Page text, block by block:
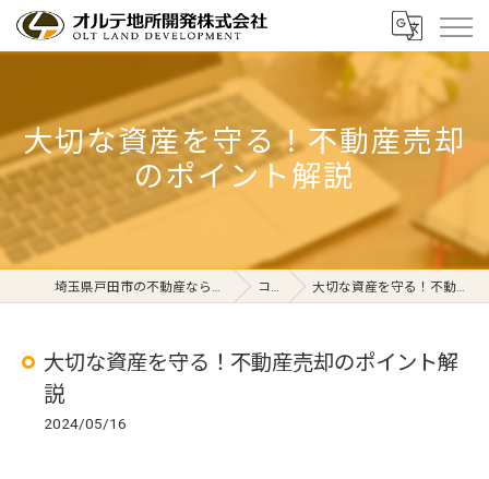
大切な資産を守る！不動産売却
のポイント解説
埼玉県戸田市の不動産ならオルテ地所開発株式会社 コラム 大切な資産を守る！不動産売却のポイント解説
大切な資産を守る！不動産売却のポイント解
説
2024/05/16